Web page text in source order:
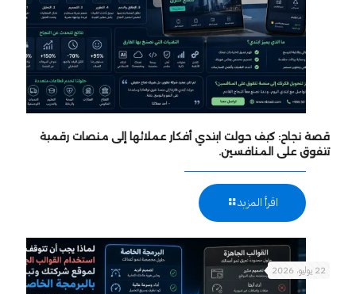
قصة نجاح: كيف حولت ابتدي أفكار عملائها إلى منصات رقمية
تتفوق على المنافسين.
اقرأ المزيد
22 يوليو، 2026